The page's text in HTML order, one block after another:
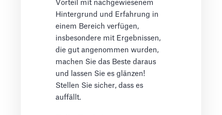
Vorteil mit nachgewiesenem
Hintergrund und Erfahrung in
einem Bereich verfügen,
insbesondere mit Ergebnissen,
die gut angenommen wurden,
machen Sie das Beste daraus
und lassen Sie es glänzen!
Stellen Sie sicher, dass es
auffällt.